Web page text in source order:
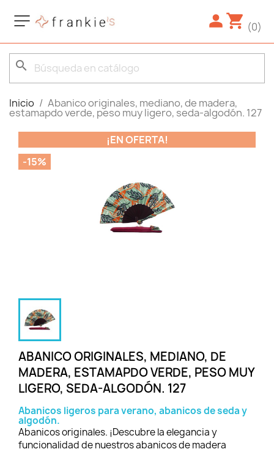
(0)
search
Inicio Abanico originales, mediano, de madera,
estamapdo verde, peso muy ligero, seda-algodón. 127
¡EN OFERTA!
-15%
ABANICO ORIGINALES, MEDIANO, DE
MADERA, ESTAMAPDO VERDE, PESO MUY
LIGERO, SEDA-ALGODÓN. 127
Abanicos ligeros para verano, abanicos de seda y
algodón.
Abanicos originales. ¡Descubre la elegancia y
funcionalidad de nuestros abanicos de madera